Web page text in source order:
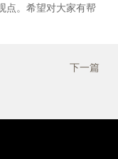
点。希望对大家有帮
下一篇